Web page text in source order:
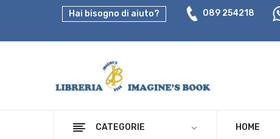
Hai bisogno di aiuto? 089 254218
CATEGORIE HOME